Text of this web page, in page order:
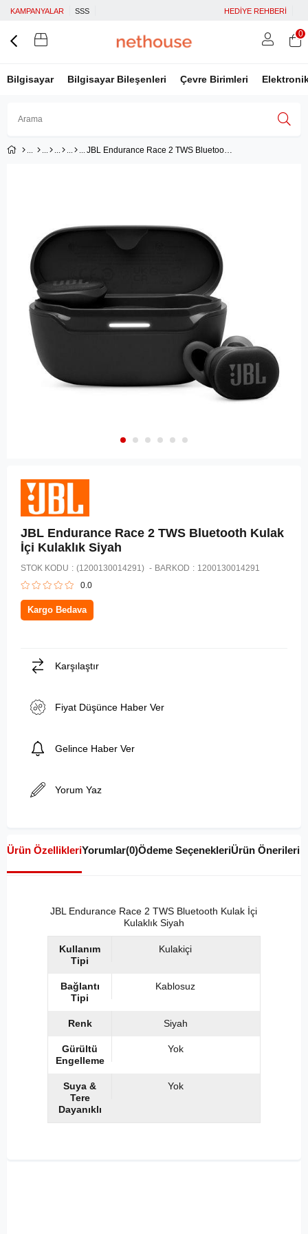
KAMPANYALAR SSS HEDİYE REHBERİ
Bilgisayar Bilgisayar Bileşenleri Çevre Birimleri
0
JBL Endurance Race 2 TWS Bluetooth Kulak İçi Kulaklık Siyah
JBL Endurance Race 2 TWS Bluetooth Kulak
İçi Kulaklık Siyah
STOK KODU (1200130014291) BARKOD : 1200130014291
0.0
Kargo Bedava
Karşılaştır
Fiyat Düşünce Haber Ver
Gelince Haber Ver
Yorum Yaz
Ürün ÖzellikleriYorumlar(0)Ödeme SeçenekleriÜrün Önerileri
JBL Endurance Race 2 TWS Bluetooth Kulak İçi
Kulaklık Siyah
Kullanım
Tipi
Kulakiçi
Bağlantı
Tipi
Kablosuz
Renk Siyah
Gürültü
Engelleme
Yok
Suya &
Tere
Dayanıklı
Yok